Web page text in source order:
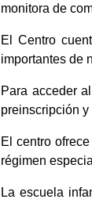
monitora de
El Centro
importantes de
Para acceder
preinscripción
El centro
régimen
La escuela